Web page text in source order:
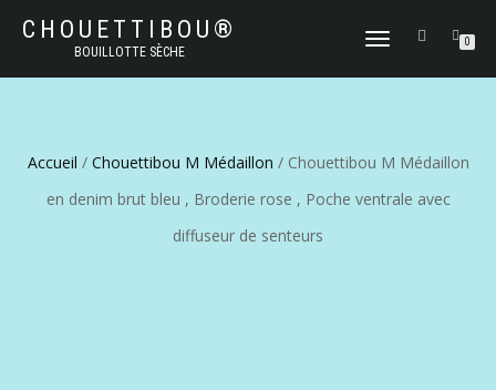
CHOUETTIBOU®
BOUILLOTTE SÈCHE
DÉPLIER
NAVIGATION
0
Accueil / Chouettibou M Médaillon / Chouettibou M Médaillon
en denim brut bleu , Broderie rose , Poche ventrale avec
diffuseur de senteurs